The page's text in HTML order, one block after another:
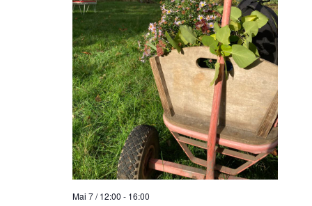
Mai 7 / 12:00 - 16:00